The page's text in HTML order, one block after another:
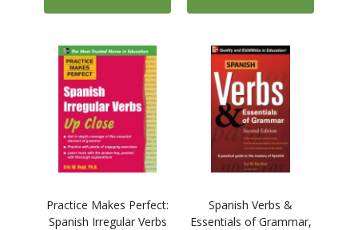
Practice Makes Perfect:
Spanish Irregular Verbs
Spanish Verbs &
Essentials of Grammar,